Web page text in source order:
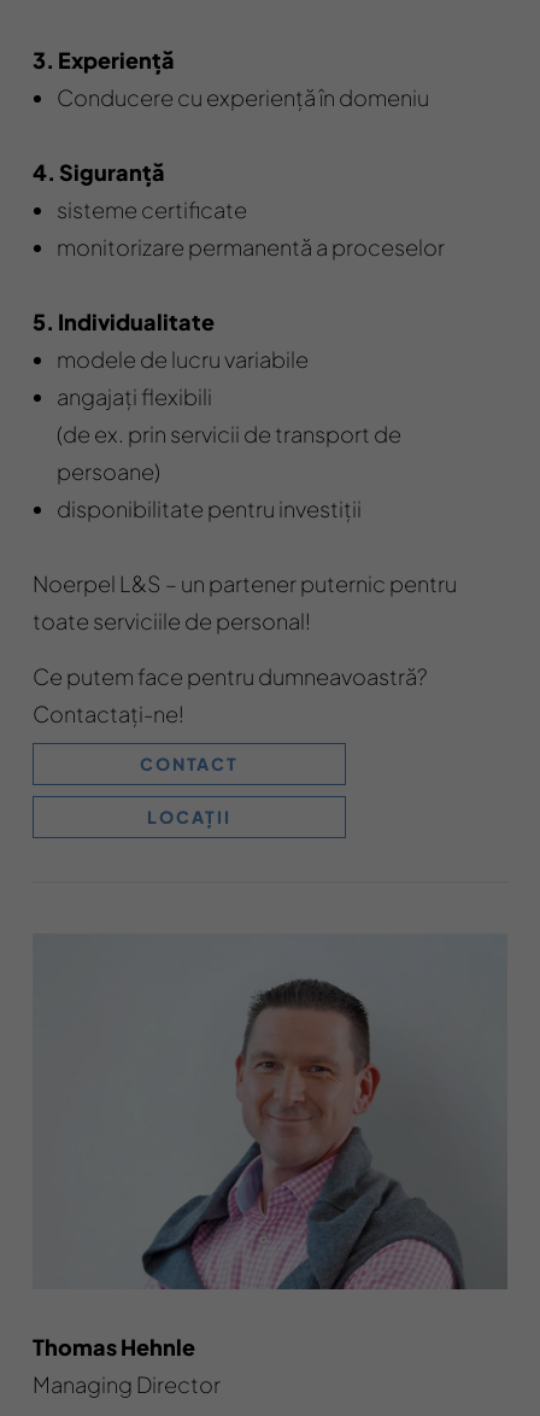
3. Experiență
Conducere cu experiență în domeniu
4. Siguranță
sisteme certificate
monitorizare permanentă a proceselor
5. Individualitate
modele de lucru variabile
angajați flexibili
(de ex. prin servicii de transport de
persoane)
disponibilitate pentru investiții
Noerpel L&S – un partener puternic pentru
toate serviciile de personal!
Ce putem face pentru dumneavoastră?
Contactați-ne!
CONTACT
LOCAȚII
Thomas Hehnle
Managing Director